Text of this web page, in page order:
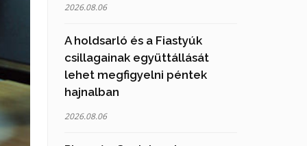
2026.08.06
A holdsarló és a Fiastyúk
csillagainak együttállását
lehet megfigyelni péntek
hajnalban
2026.08.06